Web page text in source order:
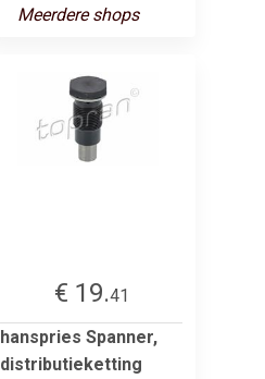
Meerdere shops
€ 19.41
hanspries Spanner,
distributieketting